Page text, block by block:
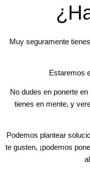
Muy seguramente
Estaremos
No dudes en ponerte
tienes en mente, y
Podemos plantear
te gusten, ¡podemos